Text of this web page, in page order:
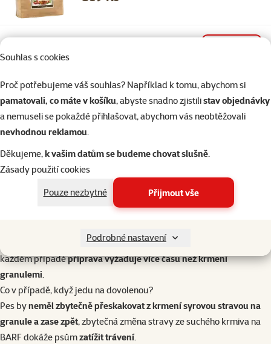
Souhlas s cookies
Proč potřebujeme váš souhlas? Například k tomu, abychom si
pamatovali, co máte v košíku, abyste snadno zjistilistav objednávky
a nemuseli se pokaždé přihlašovat, abychom vás neobtěžovali
nevhodnou reklamou.
Děkujeme,k vašim datům se budeme chovat slušně.
Zásady použití cookies
Pouze nezbytné
Přijmout vše
Podrobné nastavení
Doprava zdarma
Barf Vetamix králičí 500g
Hodnocení 0%
Cena
74 Kč
Skladem
do košíku
Mám dostatek času na přípravu?
podat pejskovi, ale co bychom pro naše chlupáče neudělali… v
každém případěpříprava vyžaduje více času než krmení
granulemi
Co v případě, když jedu na dovolenou?
Pes byneměl zbytečně přeskakovat z krmení syrovou stravou na
granule a zase zpět, zbytečná změna stravy ze suchého krmiva na
BARF dokáže psůmzatížit trávení.